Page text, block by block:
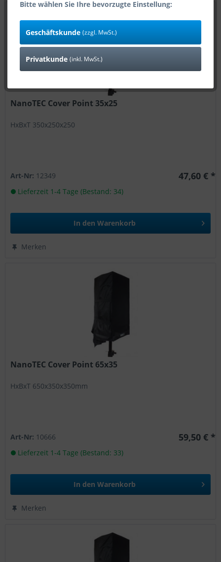
NanoTEC Cover Point 35x25
HxBxT 350x250x250
Art-Nr: 12349 47,60 € *
Lieferzeit 1-4 Tage (Bestand: 34)
In den Warenkorb
Merken
NanoTEC Cover Point 65x35
HxBxT 650x350x350mm
Art-Nr: 10666 59,50 € *
Lieferzeit 1-4 Tage (Bestand: 33)
In den Warenkorb
Merken
Bitte wählen Sie Ihre bevorzugte Einstellung:
Geschäftskunde (zzgl. MwSt.)
Privatkunde (inkl. MwSt.)